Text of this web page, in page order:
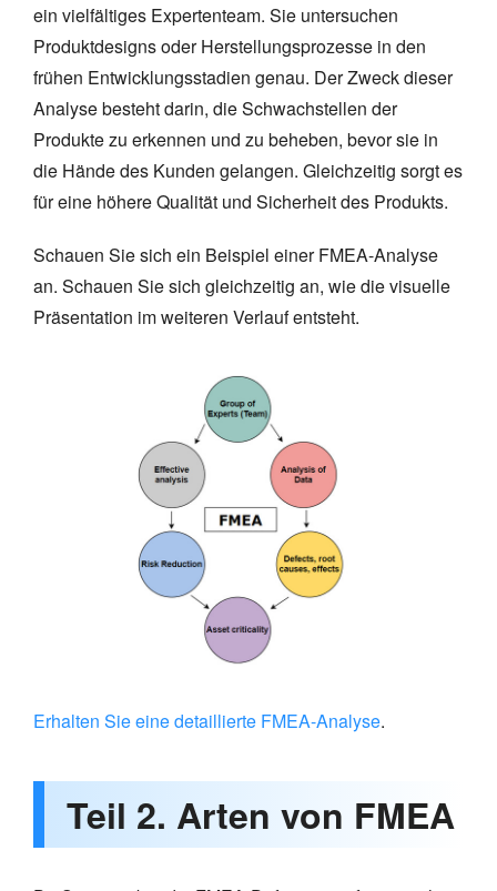
ein vielfältiges Expertenteam. Sie untersuchen
Produktdesigns oder Herstellungsprozesse in den
frühen Entwicklungsstadien genau. Der Zweck dieser
Analyse besteht darin, die Schwachstellen der
Produkte zu erkennen und zu beheben, bevor sie in
die Hände des Kunden gelangen. Gleichzeitig sorgt es
für eine höhere Qualität und Sicherheit des Produkts.
Schauen Sie sich ein Beispiel einer FMEA-Analyse
an. Schauen Sie sich gleichzeitig an, wie die visuelle
Präsentation im weiteren Verlauf entsteht.
Erhalten Sie eine detaillierte FMEA-Analyse.
Teil 2. Arten von FMEA